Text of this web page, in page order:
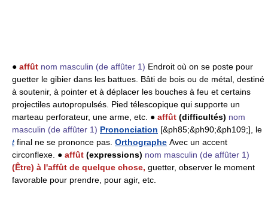
● affût nom masculin (de affûter 1) Endroit où on se poste pour
guetter le gibier dans les battues. Bâti de bois ou de métal, destiné
à soutenir, à pointer et à déplacer les bouches à feu et certains
projectiles autopropulsés. Pied télescopique qui supporte un
marteau perforateur, une arme, etc. ● affût (difficultés) nom
masculin (de affûter 1) Prononciation [&ph85;&ph90;&ph109;], le
tfinal ne se prononce pas. Orthographe Avec un accent
circonflexe. ● affût (expressions) nom masculin (de affûter 1)
(Être) à l'affût de quelque chose, guetter, observer le moment
favorable pour prendre, pour agir, etc.